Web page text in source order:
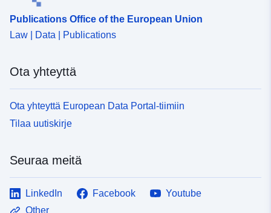
Publications Office of the European Union
Law | Data | Publications
Ota yhteyttä
Ota yhteyttä European Data Portal-tiimiin
Tilaa uutiskirje
Seuraa meitä
LinkedIn Facebook
Youtube
Other